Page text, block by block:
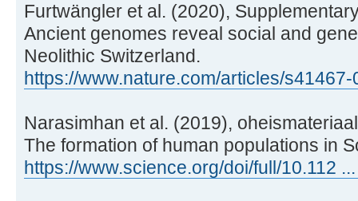
Furtwängler et al. (2020),
Ancient genomes reveal social and
Neolithic Switzerland.
https://www.nature.com/articles/
Narasimhan et al. (2019),
The formation of human populations in
https://www.science.org/doi/full/10.112